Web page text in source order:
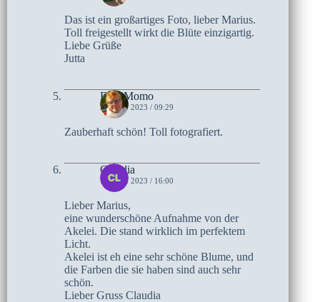
Das ist ein großartiges Foto, lieber Marius.
Toll freigestellt wirkt die Blüte einzigartig.
Liebe Grüße
Jutta
Frau Momo
20. MAI 2023 / 09:29
Zauberhaft schön! Toll fotografiert.
Claudia
19. MAI 2023 / 16:00
Lieber Marius,
eine wunderschöne Aufnahme von der
Akelei. Die stand wirklich im perfektem
Licht.
Akelei ist eh eine sehr schöne Blume, und
die Farben die sie haben sind auch sehr
schön.
Lieber Gruss Claudia